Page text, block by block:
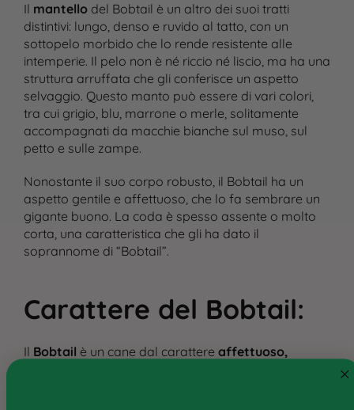
Gatto
Ricette personalizzate
Il mantellodel Bobtail è un altro dei suoi tratti
distintivi: lungo, denso e ruvido al tatto, con un
sottopelo morbido che lo rende resistente alle
intemperie. Il pelo non è né riccio né liscio, ma ha una
struttura arruffata che gli conferisce un aspetto
selvaggio. Questo manto può essere di vari colori,
tra cui grigio, blu, marrone o merle, solitamente
accompagnati da macchie bianche sul muso, sul
petto e sulle zampe.
Nonostante il suo corpo robusto, il Bobtail ha un
aspetto gentile e affettuoso, che lo fa sembrare un
gigante buono. La coda è spesso assente o molto
corta, una caratteristica che gli ha dato il
soprannome di “Bobtail”.
Carattere del Bobtail:
Il Bobtail è un cane dal carattere affettuoso,